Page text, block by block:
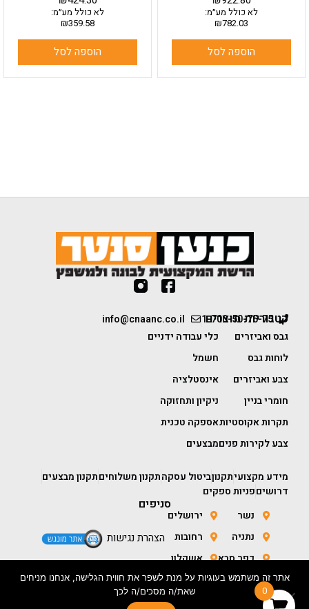
לא כולל מע״מ:
₪782.03
הוספה לסל
לא כולל מע״מ:
₪359.58
הוספה לסל
1-700-50-75-75
info@cnaanc.co.il קטגוריות מוצרים
גבס ואביזרים
לוחות גבס
צבע ואביזרים
חומרי בניין
תקרות אקוסטיות
צבע לקירות פנים
כלי עבודה ידניים
חשמל
אינסטלציה
ניקיון ותחזוקה
אספקה טכנית
מבצעים
מידע מקצועיתקנוןביטול עסקהתקנון משלוחיםתקנון מבצעים
דרושיםפניות ספקים
סניפים
נשר
נתניה
כפר סבא
חולון
ירושלים
רחובות
אשקלון
באר שבע
הצהרת נגישות
0
אתר זה משתמש בעוגיות על מנת לשפר את חווית הגלישה, אנחנו מניחים
שאת/ה מסכים/ה לכך